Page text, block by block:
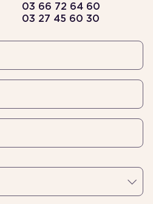
03 66 72 64 60
03 27 45 60 30